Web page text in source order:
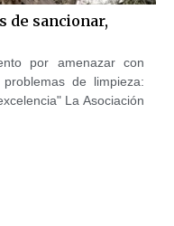
de sancionar,
por amenazar con
de limpieza:
La Asociación